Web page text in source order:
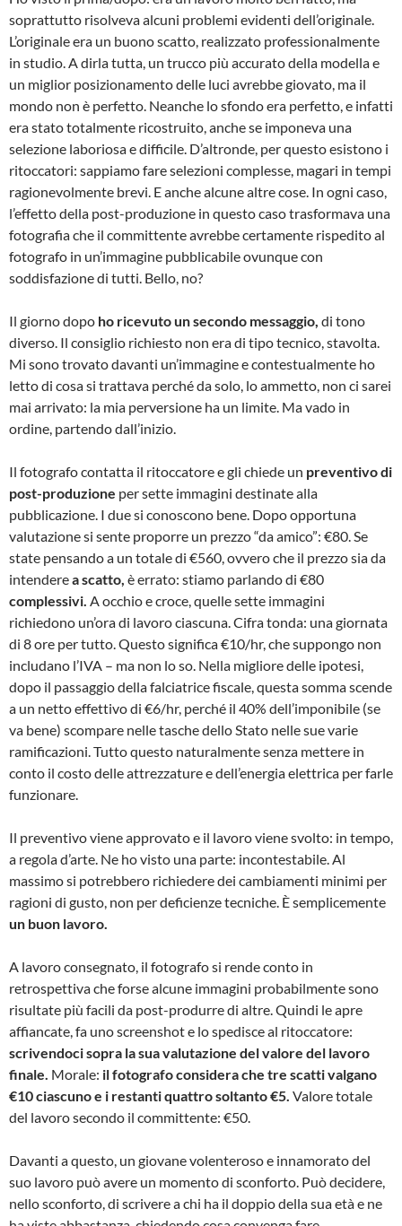
soprattutto risolveva alcuni problemi evidenti dell’originale.
L’originale era un buono scatto, realizzato professionalmente
in studio. A dirla tutta, un trucco più accurato della modella e
un miglior posizionamento delle luci avrebbe giovato, ma il
mondo non è perfetto. Neanche lo sfondo era perfetto, e infatti
era stato totalmente ricostruito, anche se imponeva una
selezione laboriosa e difficile. D’altronde, per questo esistono i
ritoccatori: sappiamo fare selezioni complesse, magari in tempi
ragionevolmente brevi. E anche alcune altre cose. In ogni caso,
l’effetto della post-produzione in questo caso trasformava una
fotografia che il committente avrebbe certamente rispedito al
fotografo in un’immagine pubblicabile ovunque con
soddisfazione di tutti. Bello, no?
Il giorno dopo ho ricevuto un secondo messaggio, di tono
diverso. Il consiglio richiesto non era di tipo tecnico, stavolta.
Mi sono trovato davanti un’immagine e contestualmente ho
letto di cosa si trattava perché da solo, lo ammetto, non ci sarei
mai arrivato: la mia perversione ha un limite. Ma vado in
ordine, partendo dall’inizio.
Il fotografo contatta il ritoccatore e gli chiede un preventivo di
post-produzione per sette immagini destinate alla
pubblicazione. I due si conoscono bene. Dopo opportuna
valutazione si sente proporre un prezzo “da amico”: €80. Se
state pensando a un totale di €560, ovvero che il prezzo sia da
intenderea scatto, è errato: stiamo parlando di €80
complessivi. A occhio e croce, quelle sette immagini
richiedono un’ora di lavoro ciascuna. Cifra tonda: una giornata
di 8 ore per tutto. Questo significa €10/hr, che suppongo non
includano l’IVA – ma non lo so. Nella migliore delle ipotesi,
dopo il passaggio della falciatrice fiscale, questa somma scende
a un netto effettivo di €6/hr, perché il 40% dell’imponibile (se
va bene) scompare nelle tasche dello Stato nelle sue varie
ramificazioni. Tutto questo naturalmente senza mettere in
conto il costo delle attrezzature e dell’energia elettrica per farle
funzionare.
Il preventivo viene approvato e il lavoro viene svolto: in tempo,
a regola d’arte. Ne ho visto una parte: incontestabile. Al
massimo si potrebbero richiedere dei cambiamenti minimi per
ragioni di gusto, non per deficienze tecniche. È semplicemente
un buon lavoro.
A lavoro consegnato, il fotografo si rende conto in
retrospettiva che forse alcune immagini probabilmente sono
risultate più facili da post-produrre di altre. Quindi le apre
affiancate, fa uno screenshot e lo spedisce al ritoccatore:
scrivendoci sopra la sua valutazione del valore del lavoro
finale. Morale: il fotografo considera che tre scatti valgano
€10 ciascuno e i restanti quattro soltanto €5. Valore totale
del lavoro secondo il committente: €50.
Davanti a questo, un giovane volenteroso e innamorato del
suo lavoro può avere un momento di sconforto. Può decidere,
nello sconforto, di scrivere a chi ha il doppio della sua età e ne